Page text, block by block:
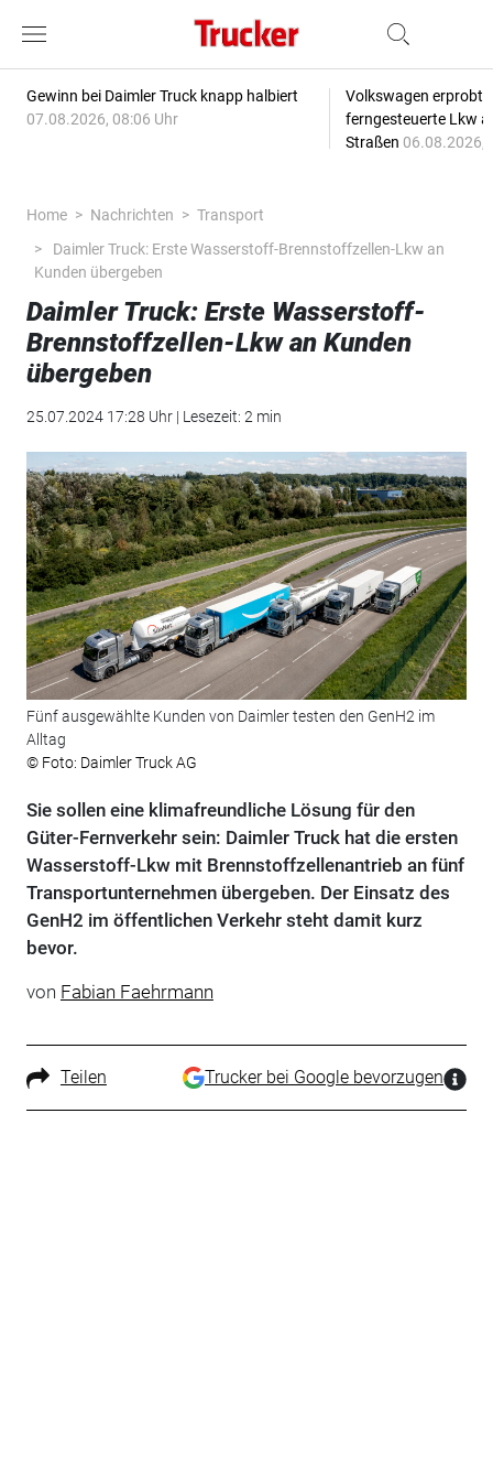
Gewinn bei Daimler Truck knapp halbiert
07.08.2026, 08:06 Uhr
Volkswagen erprobt
ferngesteuerte Lkw
Straßen 06.08.2026,
Home Nachrichten
Transport
Daimler Truck: Erste Wasserstoff-Brennstoffzellen-Lkw an
Kunden übergeben
Daimler Truck: Erste Wasserstoff-
Brennstoffzellen-Lkw an Kunden
übergeben
25.07.2024 17:28 Uhr | Lesezeit: 2 min
Fünf ausgewählte Kunden von Daimler testen den GenH2 im
Alltag
© Foto: Daimler Truck AG
Sie sollen eine klimafreundliche Lösung für den
Güter-Fernverkehr sein: Daimler Truck hat die ersten
Wasserstoff-Lkw mit Brennstoffzellenantrieb an fünf
Transportunternehmen übergeben. Der Einsatz des
GenH2 im öffentlichen Verkehr steht damit kurz
bevor.
von Fabian Faehrmann
Teilen Trucker bei Google bevorzugen